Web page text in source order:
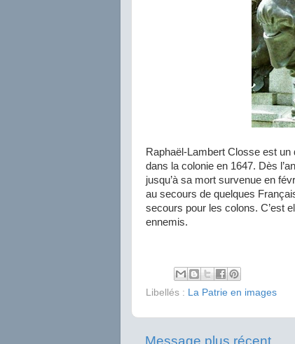
Raphaël-Lambert Closse est
dans la colonie en 1647. Dès
jusqu’à sa mort survenue en
au secours de quelques
secours pour les colons. C’est
ennemis.
Libellés : La Patrie en images
Message plus récent